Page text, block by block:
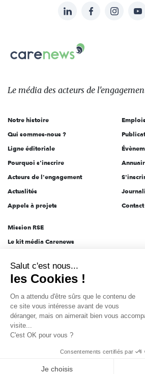
sur:
LinkedInFacebook
Carenews,
Le
des
l'engagement
Le média des acteurs de
Notre histoire
Qui sommes-nous ?
Ligne éditoriale
Pourquoi s'inscrire
Acteurs de l'engagement
Actualités
Appels à projets
Contact
Mission RSE
Le kit média Carenews
AEF info
Novethic
PRODURABLE
Inclusiv Day
Données personnelles Mentions légales
Salut c'est nous...
les Cookies !
On a attendu d'être sûrs que le contenu de
ce site vous intéresse avant de vous
déranger, mais on aimerait bien vous
visite...
C'est OK pour vous ?
Consentements certifiés par
Je choisis